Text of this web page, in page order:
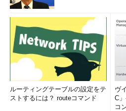
ルーティングテーブルの設定をテ
ストするには？ routeコマンド
ヴ
C
コ